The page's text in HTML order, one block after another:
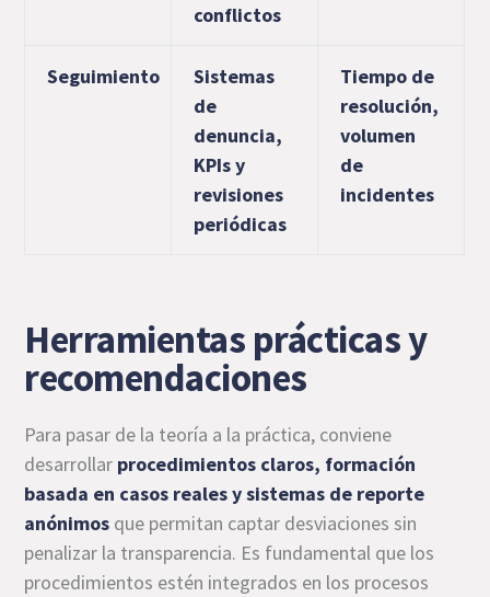
conflictos
Seguimiento
Sistemas
de
denuncia,
KPIs y
revisiones
periódicas
Tiempo de
resolución,
volumen
de
incidentes
Herramientas prácticas y
recomendaciones
Para pasar de la teoría a la práctica, conviene
desarrollar procedimientos claros, formación
basada en casos reales y sistemas de reporte
anónimos que permitan captar desviaciones sin
penalizar la transparencia. Es fundamental que los
procedimientos estén integrados en los procesos